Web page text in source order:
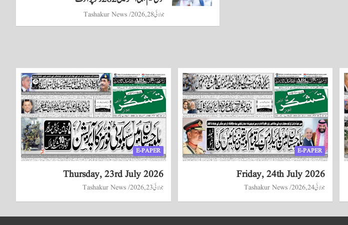
جولائی 28, 2026 Tashakur News
E-PAPER
Friday, 24th July 2026
جولائی 24, 2026 Tashakur News
E-PAPER
Thursday, 23rd July 2026
جولائی 23, 2026 Tashakur News